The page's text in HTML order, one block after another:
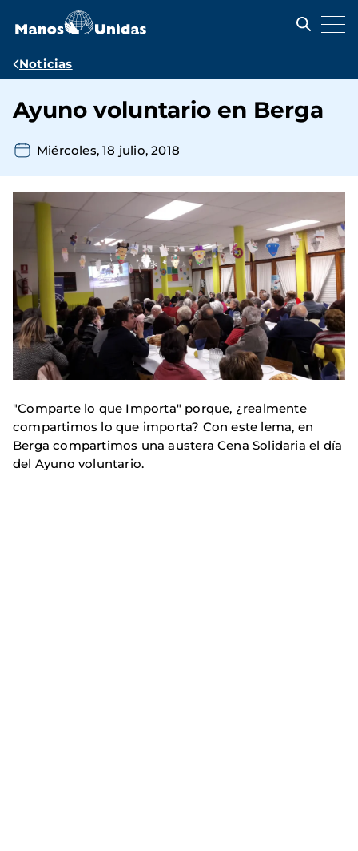
contenido
Ruta
navegación
Noticias
Ayuno voluntario en Berga
Miércoles, 18 julio, 2018
"Comparte lo que Importa" porque, ¿realmente
compartimos lo que importa? Con este lema, en
Berga compartimos una austera Cena Solidaria el día
del Ayuno voluntario.